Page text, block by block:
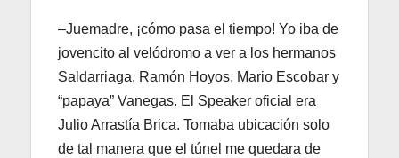
–Juemadre, ¡cómo pasa el tiempo! Yo iba de
jovencito al velódromo a ver a los hermanos
Saldarriaga, Ramón Hoyos, Mario Escobar y
“papaya” Vanegas. El Speaker oficial era
Julio Arrastía Brica. Tomaba ubicación solo
de tal manera que el túnel me quedara de